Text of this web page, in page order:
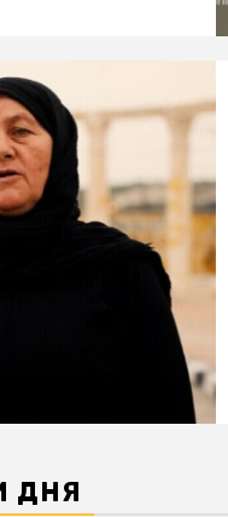
ДНЯ